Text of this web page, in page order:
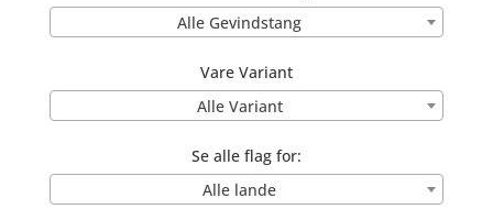
Alle Gevindstang
Vare Variant
Alle Variant
Se alle flag for:
Alle lande